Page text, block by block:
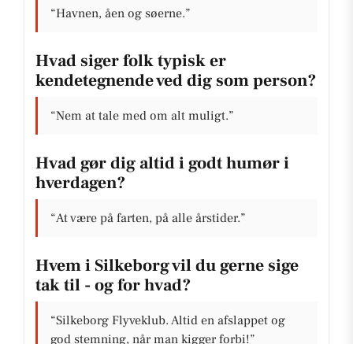
“Havnen, åen og søerne.”
Hvad siger folk typisk er
kendetegnende ved dig som person?
“Nem at tale med om alt muligt.”
Hvad gør dig altid i godt humør i
hverdagen?
“At være på farten, på alle årstider.”
Hvem i Silkeborg vil du gerne sige
tak til - og for hvad?
“Silkeborg Flyveklub. Altid en afslappet og
god stemning, når man kigger forbi!”